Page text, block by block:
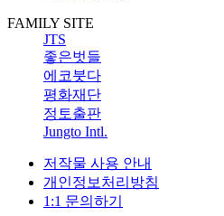
FAMILY SITE
JTS
좋은벗들
에코붓다
평화재단
정토출판
Jungto Intl.
저작물 사용 안내
개인정보처리방침
1:1 문의하기